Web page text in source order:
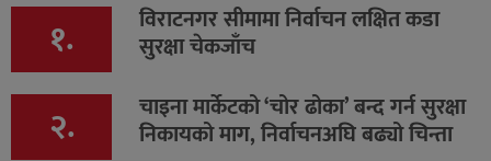
१. विराटनगर सीमामा निर्वाचन लक्षित कडा
सुरक्षा चेकजाँच
२. चाइना मार्केटको ‘चोर ढोका’ बन्द गर्न सुरक्षा
निकायको माग, निर्वाचनअघि बढ्यो चिन्ता